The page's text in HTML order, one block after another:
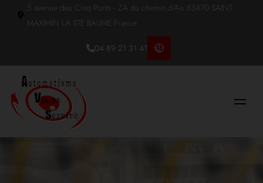
5 avenue des Cinq Ponts - ZA du chemin d'Aix 83470 SAINT
MAXIMIN LA STE BAUME France
04 89 21 31 41